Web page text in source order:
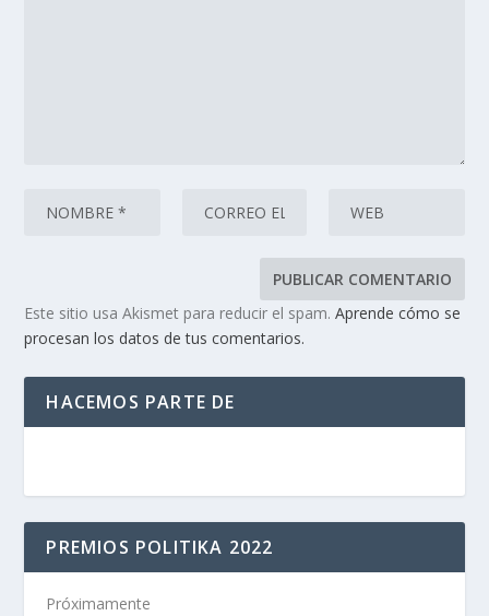
Este sitio usa Akismet para reducir el spam.Aprende cómo se
procesan los datos de tus comentarios.
HACEMOS PARTE DE
PREMIOS POLITIKA 2022
Próximamente